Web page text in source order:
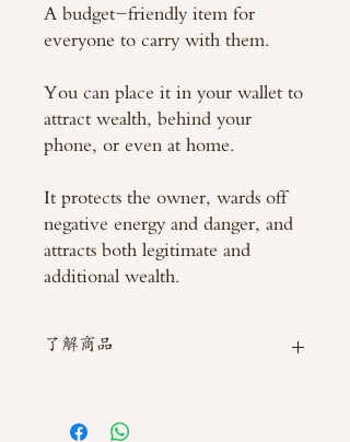
A budget-friendly item for
everyone to carry with them.
You can place it in your wallet to
attract wealth, behind your
phone, or even at home.
It protects the owner, wards off
negative energy and danger, and
attracts both legitimate and
additional wealth.
了解商品